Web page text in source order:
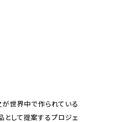
世界中で作られている
として提案するプロジェ